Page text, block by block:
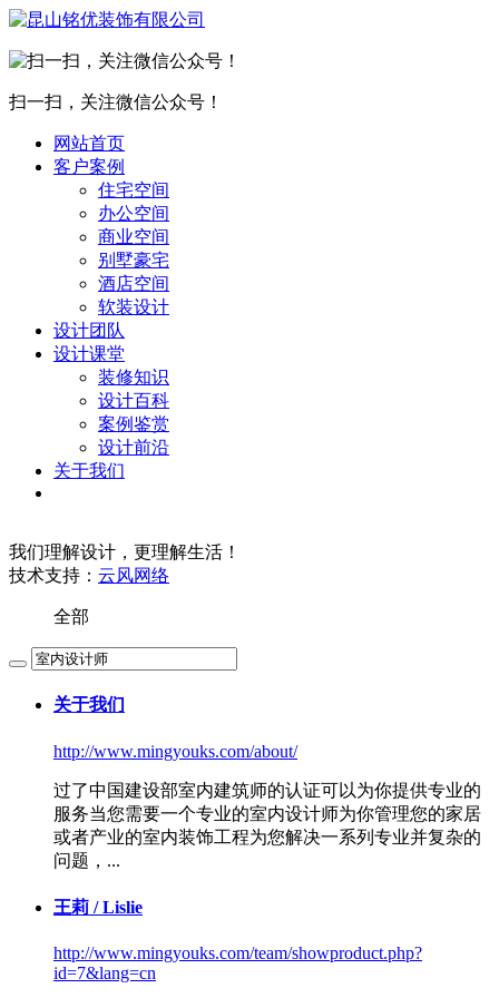
扫一扫，关注微信公众号！
网站首页
客户案例
住宅空间
办公空间
商业空间
别墅豪宅
酒店空间
软装设计
设计团队
设计课堂
装修知识
设计百科
案例鉴赏
设计前沿
关于我们
我们理解设计，更理解生活！
技术支持： 云风网络
全部
关于我们
http://www.mingyouks.com/about/
过了中国建设部室内建筑师的认证可以为你提供专业的
服务当您需要一个专业的室内设计师为你管理您的家居
或者产业的室内装饰工程为您解决一系列专业并复杂的
问题，...
王莉 / Lislie
http://www.mingyouks.com/team/showproduct.php?
id=7&lang=cn